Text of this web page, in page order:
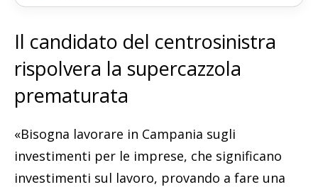
Il candidato del centrosinistra
rispolvera la supercazzola
prematurata
«Bisogna lavorare in Campania sugli
investimenti per le imprese, che significano
investimenti sul lavoro, provando a fare una